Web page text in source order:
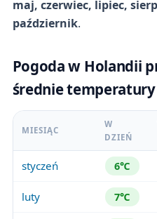
maj, czerwiec, lipiec,
październik.
Pogoda w Holandii
średnie
MIESIĄC
W
DZIEŃ
styczeń 6℃
luty 7℃